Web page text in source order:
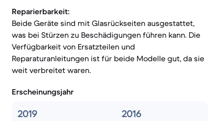
Reparierbarkeit:
Beide Geräte sind mit Glasrückseiten ausgestattet,
was bei Stürzen zu Beschädigungen führen kann. Die
Verfügbarkeit von Ersatzteilen und
Reparaturanleitungen ist für beide Modelle gut, da sie
weit verbreitet waren.
Erscheinungsjahr
2019 2016